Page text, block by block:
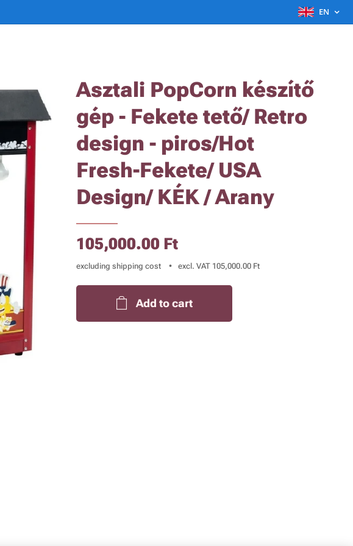
EN
Asztali PopCorn készítő
gép - Fekete tető/ Retro
design - piros/Hot
Fresh-Fekete/ USA
Design/ KÉK / Arany
105,000.00 Ft
excluding shipping cost excl. VAT 105,000.00 Ft
Add to cart